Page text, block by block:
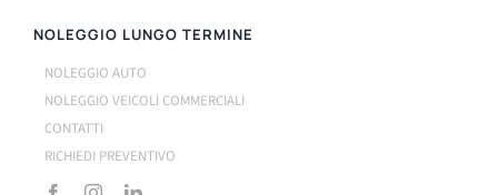
NOLEGGIO LUNGO TERMINE
NOLEGGIO AUTO
NOLEGGIO VEICOLI COMMERCIALI
CONTATTI
RICHIEDI PREVENTIVO